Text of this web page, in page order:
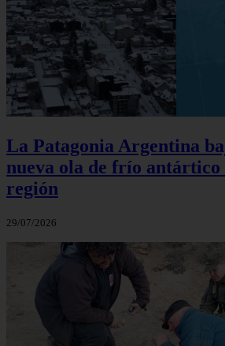
La Patagonia Argentina
nueva ola de frío antártico
región
29/07/2026